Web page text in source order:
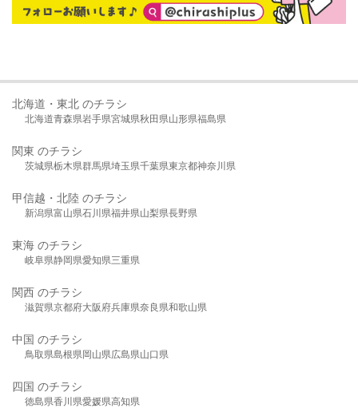
北海道・東北 のチラシ
北海道青森県岩手県宮城県秋田県山形県福島県
関東 のチラシ
茨城県栃木県群馬県埼玉県千葉県東京都神奈川県
甲信越・北陸 のチラシ
新潟県富山県石川県福井県山梨県長野県
東海 のチラシ
岐阜県静岡県愛知県三重県
関西 のチラシ
滋賀県京都府大阪府兵庫県奈良県和歌山県
中国 のチラシ
鳥取県島根県岡山県広島県山口県
四国 のチラシ
徳島県香川県愛媛県高知県